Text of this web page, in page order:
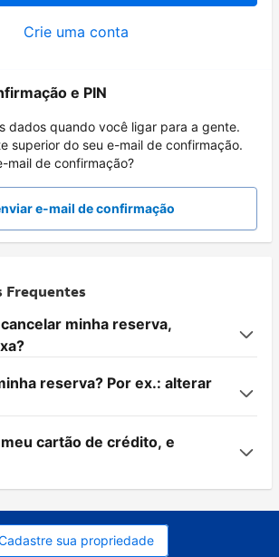
Crie uma conta
e PIN
dados quando você ligar para a gente.
superior do seu e-mail de confirmação.
mail de confirmação?
e-mail de confirmação
Frequentes
minha reserva,
reserva? Por ex.: alterar
cartão de crédito, e
sua propriedade